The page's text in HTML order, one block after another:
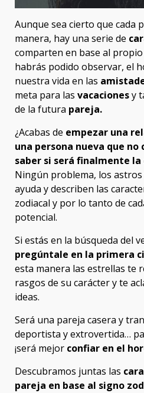
Aunque sea cierto que cada
manera, hay una serie de
comparten en base al propio
habrás podido observar, el
nuestra vida en las
meta para las vacacionesy
de la futura pareja.
¿Acabas de empezar una
una persona nueva que no
saber si será finalmente
Ningún problema, los
ayuda y describen las
zodiacal y por lo tanto de
potencial.
Si estás en la búsqueda del
pregúntale en la primera
esta manera las estrellas te
rasgos de su carácter y te
ideas.
Será una pareja casera y
deportista y extrovertida…
¡será mejor confiar en el
Descubramos juntas las
pareja en base al signo